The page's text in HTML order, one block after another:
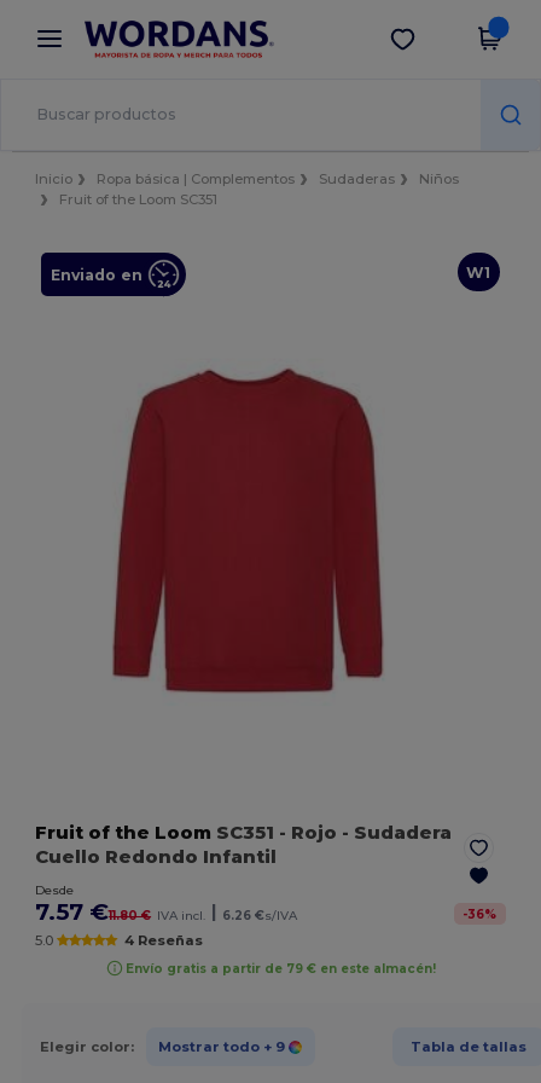
× App de Wordans
¡Mejores precios en app!
Descargar app
Inicio Ropa básica | Complementos Sudaderas
Niños
Fruit of the Loom SC351
W1
Enviado en
Fruit of the Loom SC351 - Rojo - Sudadera
Cuello Redondo Infantil
Desde
7.57 €11.80 € IVA incl. 6.26 €s/IVA -36%
5.0 4 Reseñas
Envío gratis a partir de 79 € en este almacén!
Elegir color: Mostrar todo + 9 Tabla de tallas